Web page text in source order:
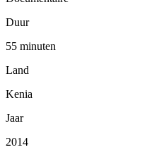
Duur
55 minuten
Land
Kenia
Jaar
2014